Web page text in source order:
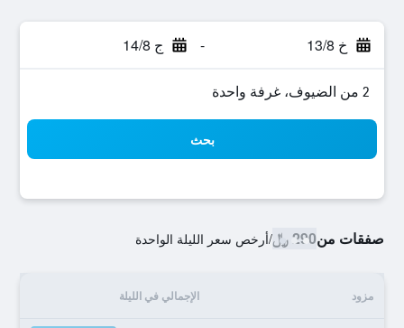
خ 13/8 - ج 14/8
2 من الضيوف، غرفة واحدة
بحث
صفقات من290 ﷼ /أرخص سعر الليلة الواحدة
مزود الإجمالي في الليلة